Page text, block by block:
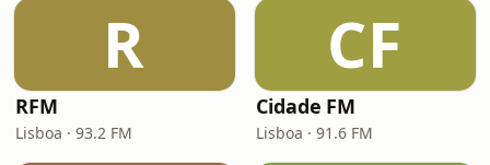
R
RFM
Lisboa · 93.2 FM
CF
Cidade FM
Lisboa · 91.6 FM